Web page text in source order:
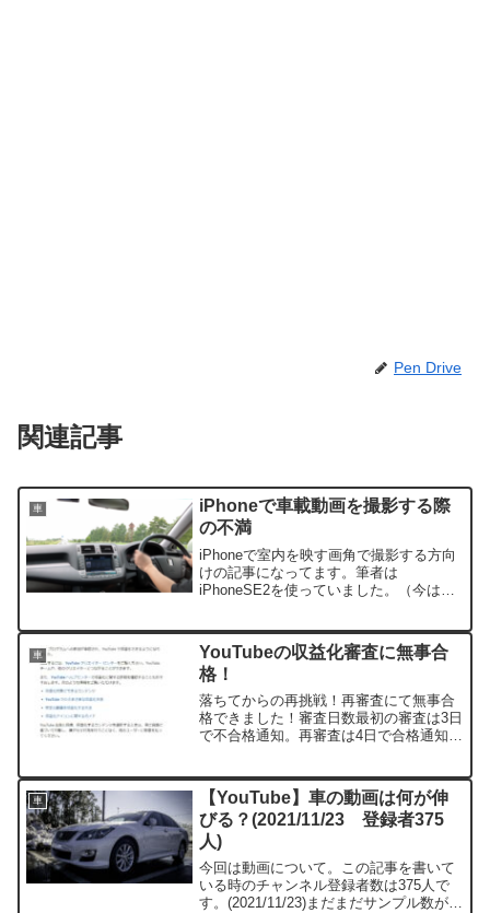
Pen Drive
関連記事
車
iPhoneで車載動画を撮影する際
の不満
iPhoneで室内を映す画角で撮影する方向
けの記事になってます。筆者は
iPhoneSE2を使っていました。（今は
次アウトカメラの不満フロントカメラの
不満まとめ...
車
YouTubeの収益化審査に無事合
格！
落ちてからの再挑戦！再審査にて無事合
格できました！審査日数最初の審査は3日
で不合格通知。再審査は4日で合格通知が
詳細はわからずとりあえず合成音声を使
用した動画をすべて削...
車
【YouTube】車の動画は何が伸
びる？(2021/11/23 登録者375
人)
今回は動画について。この記事を書いて
いる時のチャンネル登録者数は375人で
す。(2021/11/23)まだまだサンプル数が少